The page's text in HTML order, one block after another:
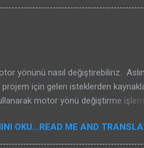
düşük ses sinyalleri için girişteki
ile de ledlerin yanma seviyesini
LM3915 vumetre dosyalar
yönünü nasıl değiştirebiliriz.
için gelen isteklerden
motor yönü değiştirme
çektirmek (+)(-) kutupların
etmek gerekiyor. Eğer sağ sol
OKU...READ ME AND